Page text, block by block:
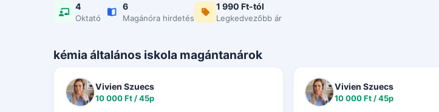
4
Oktató
6
Magánóra hirdetés
1 990 Ft-tól
Legkedvezőbb ár
kémia általános iskola magántanárok
Vivien Szuecs
10 000 Ft / 45p
Vivien Szuecs
10 000 Ft / 45p